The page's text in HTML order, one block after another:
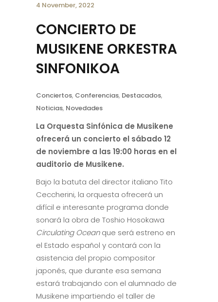
4 November, 2022
CONCIERTO DE
MUSIKENE ORKESTRA
SINFONIKOA
Conciertos, Conferencias, Destacados,
Noticias, Novedades
La Orquesta Sinfónica de Musikene
ofrecerá un concierto el sábado 12
de noviembre a las 19:00 horas en el
auditorio de Musikene.
Bajo la batuta del director italiano Tito
Ceccherini, la orquesta ofrecerá un
difícil e interesante programa donde
sonará la obra de Toshio Hosokawa
Circulating Oceanque será estreno en
el Estado español y contará con la
asistencia del propio compositor
japonés, que durante esa semana
estará trabajando con el alumnado de
Musikene impartiendo el taller de